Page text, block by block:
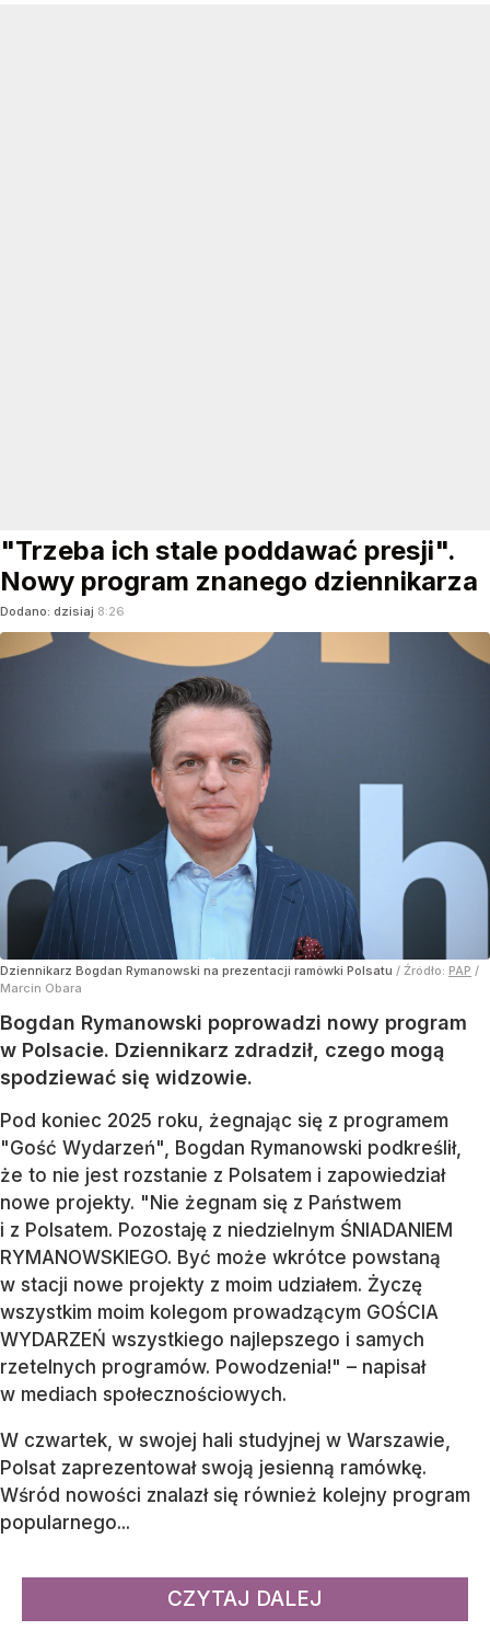
"Trzeba ich stale poddawać presji".
Nowy program znanego dziennikarza
Dodano: dzisiaj 8:26
Dziennikarz Bogdan Rymanowski na prezentacji ramówki Polsatu / Źródło: PAP /
Marcin Obara
Bogdan Rymanowski poprowadzi nowy program
w Polsacie. Dziennikarz zdradził, czego mogą
spodziewać się widzowie.
Pod koniec 2025 roku, żegnając się z programem
"Gość Wydarzeń", Bogdan Rymanowski podkreślił,
że to nie jest rozstanie z Polsatem i zapowiedział
nowe projekty. "Nie żegnam się z Państwem
i z Polsatem. Pozostaję z niedzielnym ŚNIADANIEM
RYMANOWSKIEGO. Być może wkrótce powstaną
w stacji nowe projekty z moim udziałem. Życzę
wszystkim moim kolegom prowadzącym GOŚCIA
WYDARZEŃ wszystkiego najlepszego i samych
rzetelnych programów. Powodzenia!" – napisał
w mediach społecznościowych.
W czwartek, w swojej hali studyjnej w Warszawie,
Polsat zaprezentował swoją jesienną ramówkę.
Wśród nowości znalazł się również kolejny program
popularnego...
CZYTAJ DALEJ